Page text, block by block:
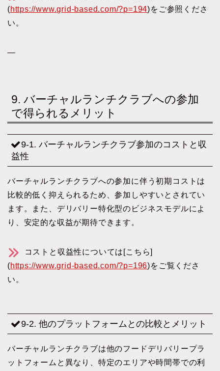
(https://www.grid-based.com/?p=194)をご参照くださ
い。
—
9. バーチャルランチクラブへの参加
で得られるメリット
9-1. バーチャルランチクラブ参加のコストと収
益性
バーチャルランチクラブへの参加に伴う初期コストは
比較的低く抑えられるため、参加しやすいとされてい
ます。また、デリバリー特化型のビジネスモデルによ
り、安定的な収益が期待できます。
コストと収益性については[こちら]
(https://www.grid-based.com/?p=196)をご覧くださ
い。
9-2. 他のプラットフォームとの比較とメリット
バーチャルランチクラブは他のフードデリバリープラ
ットフォームと異なり、特定のエリアや時間帯での利